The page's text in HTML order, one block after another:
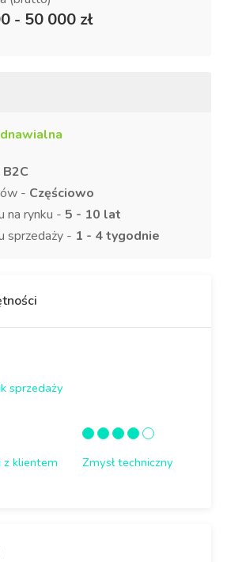
- 50 000 zł
- Częściowo
na rynku - 5 - 10 lat
sprzedaży - 1 - 4 tygodnie
sprzedaży
z klientem Zmysł techniczny